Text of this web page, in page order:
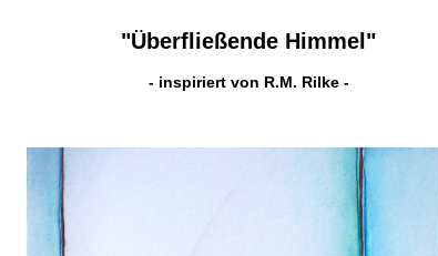
"Überfließende Himmel"
- inspiriert von R.M. Rilke -